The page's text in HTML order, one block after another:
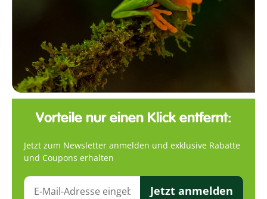
Vorteile nur einen Klick entfernt:
Jetzt zum Newsletter anmelden und exklusive Rabatte
und Coupons erhalten
Jetzt anmelden